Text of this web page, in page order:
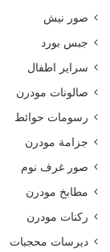
صور نيش
جبس بورد
سراير اطفال
صالونات مودرن
رسومات حوائط
جزامة مودرن
صور غرف نوم
مطابخ مودرن
ركنات مودرن
ديرسات محجبات